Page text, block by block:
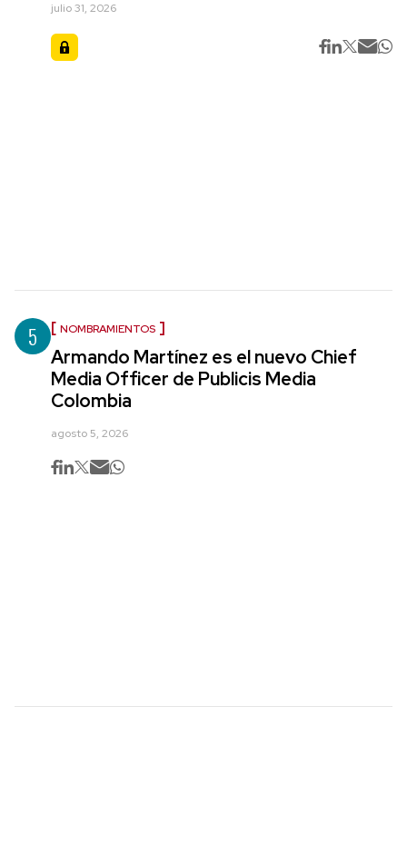
julio 31, 2026
5 NOMBRAMIENTOS
Armando Martínez es el nuevo Chief
Media Officer de Publicis Media
Colombia
agosto 5, 2026